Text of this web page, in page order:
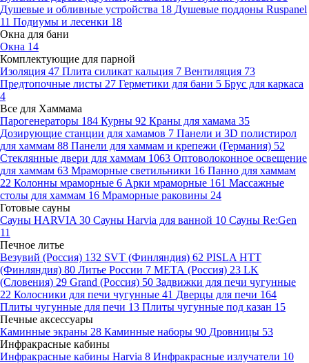
Душевые и обливные устройства 18 Душевые поддоны Ruspanel
11 Подиумы и лесенки 18
Окна для бани
Окна 14
Комплектующие для парной
Изоляция 47 Плита силикат кальция 7 Вентиляция 73
Предтопочные листы 27 Герметики для бани 5 Брус для каркаса
4
Все для Хаммама
Парогенераторы 184 Курны 92 Краны для хамама 35
Дозирующие станции для хамамов 7 Панели и 3D полистирол
для хаммам 88 Панели для хаммам и крепежи (Германия) 52
Стеклянные двери для хаммам 1063 Оптоволоконное освещение
для хаммам 63 Мраморные светильники 16 Панно для хаммам
22 Колонны мраморные 6 Арки мраморные 161 Массажные
столы для хаммам 16 Мраморные раковины 24
Готовые сауны
Сауны HARVIA 30 Сауны Harvia для ванной 10 Сауны Re:Gen
11
Печное литье
Везувий (Россия) 132 SVT (Финляндия) 62 PISLA HTT
(Финляндия) 80 Литье России 7 МЕТА (Россия) 23 LK
(Словения) 29 Grand (Россия) 50 Задвижки для печи чугунные
22 Колосники для печи чугунные 41 Дверцы для печи 164
Плиты чугунные для печи 13 Плиты чугунные под казан 15
Печные аксессуары
Каминные экраны 28 Каминные наборы 90 Дровницы 53
Инфракрасные кабины
Инфракрасные кабины Harvia 8 Инфракрасные излучатели 10